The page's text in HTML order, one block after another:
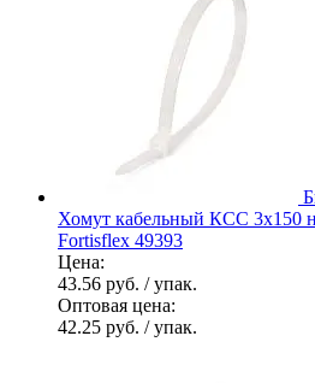
Хомут кабельный КСС 3х150
Fortisflex 49393
Цена:
43.56 руб. / упак.
Оптовая цена:
42.25 руб. / упак.